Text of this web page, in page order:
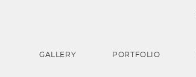
GALLERY PORTFOLIO